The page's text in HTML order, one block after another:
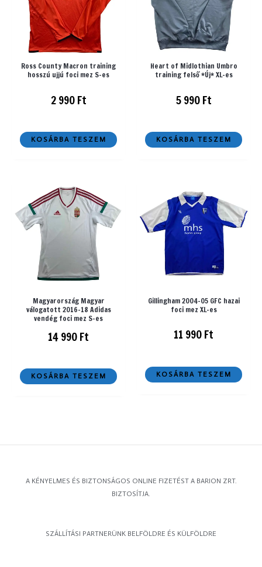
Ross County Macron training
hosszú ujjú foci mez S-es
2 990Ft
KOSÁRBA TESZEM
Heart of Midlothian Umbro
training felső *Új* XL-es
5 990Ft
KOSÁRBA TESZEM
Magyarország Magyar
válogatott 2016-18 Adidas
vendég foci mez S-es
14 990Ft
KOSÁRBA TESZEM
Gillingham 2004-05 GFC hazai
foci mez XL-es
11 990Ft
KOSÁRBA TESZEM
A KÉNYELMES ÉS BIZTONSÁGOS ONLINE FIZETÉST A BARION ZRT.
BIZTOSÍTJA.
SZÁLLÍTÁSI PARTNERÜNK BELFÖLDRE ÉS KÜLFÖLDRE